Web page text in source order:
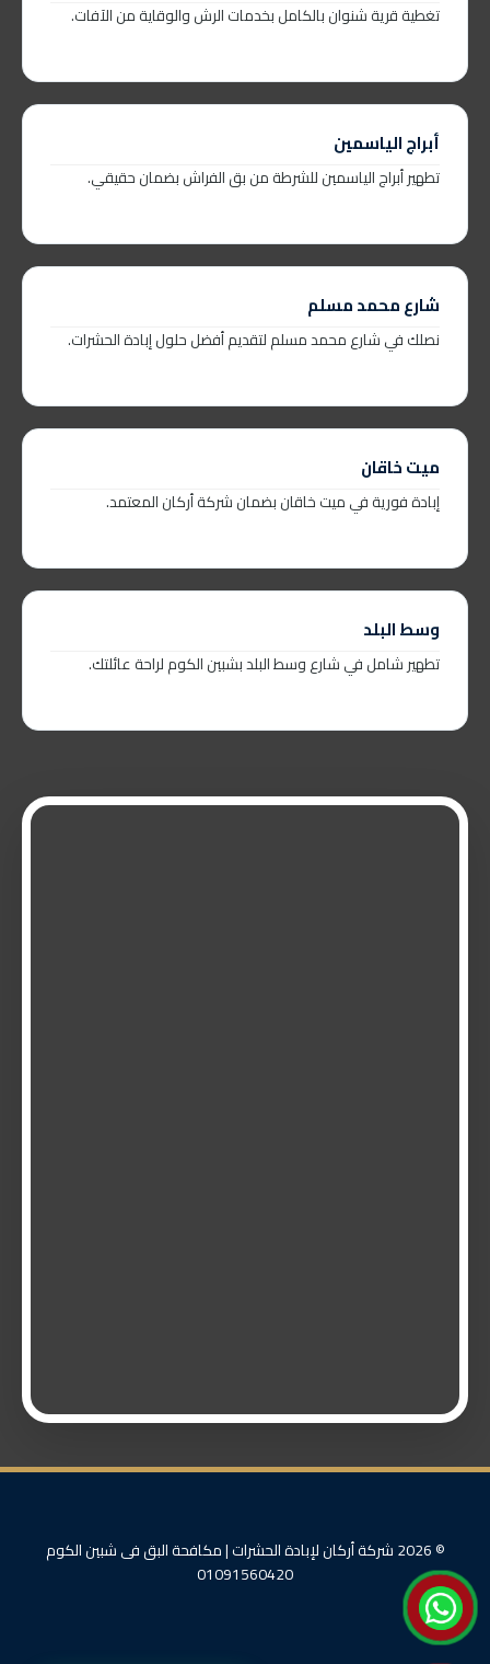
تغطية قرية شنوان بالكامل بخدمات الرش والوقاية من الآفات.
أبراج الياسمين
تطهير أبراج الياسمين للشرطة من بق الفراش بضمان حقيقي.
شارع محمد مسلم
نصلك في شارع محمد مسلم لتقديم أفضل حلول إبادة الحشرات.
ميت خاقان
إبادة فورية في ميت خاقان بضمان شركة أركان المعتمد.
وسط البلد
تطهير شامل في شارع وسط البلد بشبين الكوم لراحة عائلتك.
© 2026 شركة أركان لإبادة الحشرات | مكافحة البق فى شبين الكوم
01091560420